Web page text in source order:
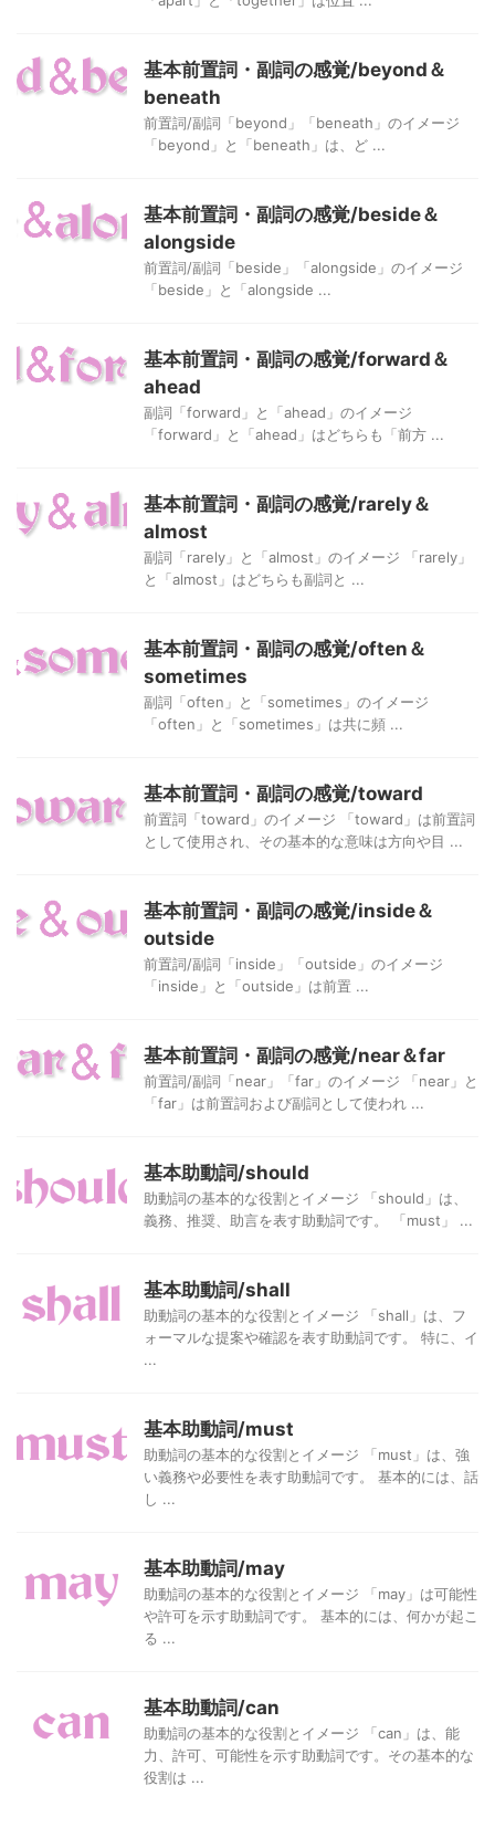
基本前置詞・副詞の感覚/beyond＆
beneath
前置詞/副詞「beyond」「beneath」のイメージ
「beyond」と「beneath」は、ど ...
基本前置詞・副詞の感覚/beside＆
alongside
前置詞/副詞「beside」「alongside」のイメージ
「beside」と「alongside ...
基本前置詞・副詞の感覚/forward＆
ahead
副詞「forward」と「ahead」のイメージ
「forward」と「ahead」はどちらも「前方 ...
基本前置詞・副詞の感覚/rarely＆
almost
副詞「rarely」と「almost」のイメージ 「rarely」
と「almost」はどちらも副詞と ...
基本前置詞・副詞の感覚/often＆
sometimes
副詞「often」と「sometimes」のイメージ
「often」と「sometimes」は共に頻 ...
基本前置詞・副詞の感覚/toward
前置詞「toward」のイメージ 「toward」は前置詞
として使用され、その基本的な意味は方向や目 ...
基本前置詞・副詞の感覚/inside＆
outside
前置詞/副詞「inside」「outside」のイメージ
「inside」と「outside」は前置 ...
基本前置詞・副詞の感覚/near＆far
前置詞/副詞「near」「far」のイメージ 「near」と
「far」は前置詞および副詞として使われ ...
基本助動詞/should
助動詞の基本的な役割とイメージ 「should」は、
義務、推奨、助言を表す助動詞です。 「must」 ...
基本助動詞/shall
助動詞の基本的な役割とイメージ 「shall」は、フ
ォーマルな提案や確認を表す助動詞です。 特に、イ
...
基本助動詞/must
助動詞の基本的な役割とイメージ 「must」は、強
い義務や必要性を表す助動詞です。 基本的には、話
し ...
基本助動詞/may
助動詞の基本的な役割とイメージ 「may」は可能性
や許可を示す助動詞です。 基本的には、何かが起こ
る ...
基本助動詞/can
助動詞の基本的な役割とイメージ 「can」は、能
力、許可、可能性を示す助動詞です。その基本的な
役割は ...